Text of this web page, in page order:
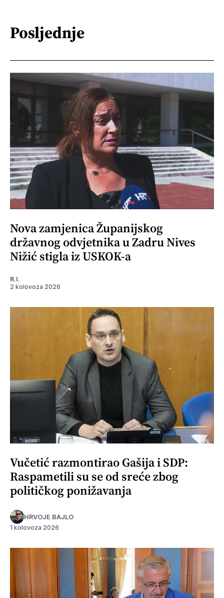
Posljednje
Nova zamjenica Županijskog
državnog odvjetnika u Zadru Nives
Nižić stigla iz USKOK-a
R.I.
2 kolovoza 2026
Vučetić razmontirao Gašija i SDP:
Raspametili su se od sreće zbog
političkog ponižavanja
HRVOJE BAJLO
1 kolovoza 2026